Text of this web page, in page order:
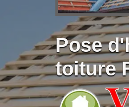
Pose
toiture